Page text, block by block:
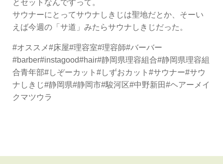
とセットなんですって。
サウナーにとってサウナしきじは聖地だとか、そーい
えば今週の「サ道」みたらサウナしきじだった。
#オススメ#床屋#理容室#理容師#バーバー
#barber#instagood#hair#静岡県理容組合#静岡県理容組
合青年部#しぞーカット#しずおカット#サウナー#サウ
ナしきじ#静岡県#静岡市#駿河区#中野新田#ヘアーメイ
クマツウラ